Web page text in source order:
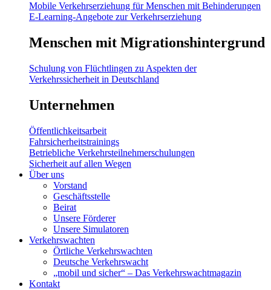
Mobile Verkehrserziehung für Menschen mit Behinderungen
E-Learning-Angebote zur Verkehrserziehung
Menschen mit Migrationshintergrund
Schulung von Flüchtlingen zu Aspekten der
Verkehrssicherheit in Deutschland
Unternehmen
Öffentlichkeitsarbeit
Fahrsicherheitstrainings
Betriebliche Verkehrsteilnehmerschulungen
Sicherheit auf allen Wegen
Über uns
Vorstand
Geschäftsstelle
Beirat
Unsere Förderer
Unsere Simulatoren
Verkehrswachten
Örtliche Verkehrswachten
Deutsche Verkehrswacht
„mobil und sicher“ – Das Verkehrswachtmagazin
Kontakt